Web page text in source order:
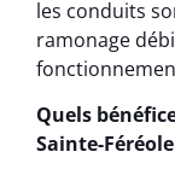
les conduits
ramonage
Quels
Sainte-